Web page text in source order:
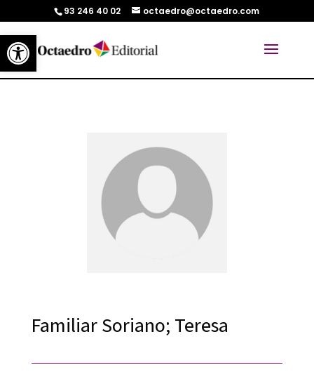
Abrir barra de herramientas
93 246 40 02 octaedro@octaedro.com
Familiar Soriano; Teresa